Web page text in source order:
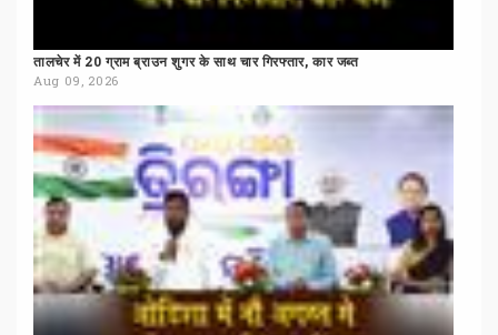
तालचेर में 20 ग्राम ब्राउन शुगर के साथ चार गिरफ्तार, कार जब्त
Aug 09, 2026